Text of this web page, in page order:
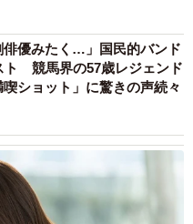
俳優みたく…」国民的バンド
ト 競馬界の57歳レジェンド
ショット」に驚きの声続々